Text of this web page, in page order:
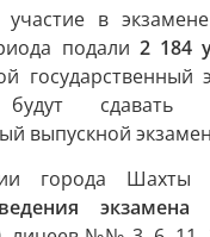
в
подали 2 184
государственный
будут
выпускной
города Шахты
экзамена